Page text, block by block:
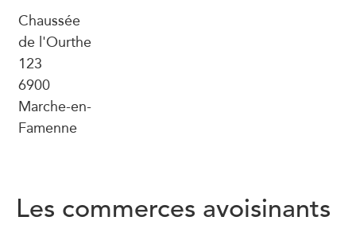
Chaussée
de l'Ourthe
123
6900
Marche-en-
Famenne
Les commerces avoisinants